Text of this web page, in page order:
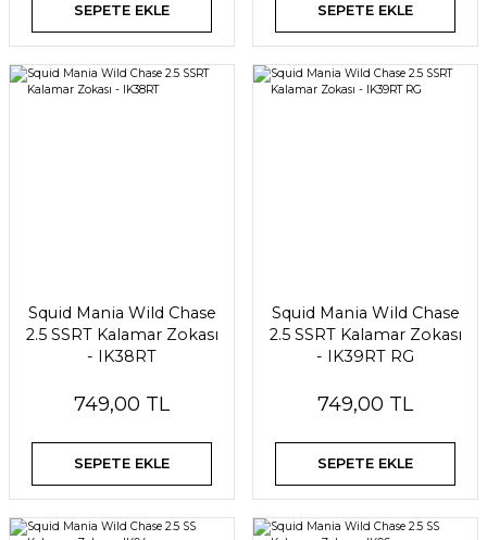
SEPETE EKLE SEPETE EKLE
Squid Mania Wild Chase
2.5 SSRT Kalamar Zokası
- IK38RT
749,00 TL
SEPETE EKLE
Squid Mania Wild Chase
2.5 SSRT Kalamar Zokası
- IK39RT RG
749,00 TL
SEPETE EKLE